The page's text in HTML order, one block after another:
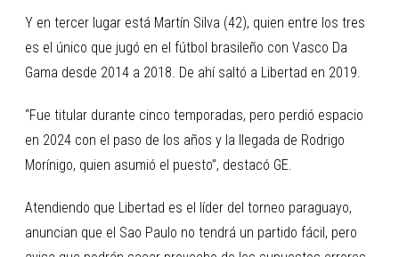
Y en tercer lugar está Martín Silva (42), quien entre los tres
es el único que jugó en el fútbol brasileño con Vasco Da
Gama desde 2014 a 2018. De ahí saltó a Libertad en 2019.
“Fue titular durante cinco temporadas, pero perdió espacio
en 2024 con el paso de los años y la llegada de Rodrigo
Morínigo, quien asumió el puesto”, destacó GE.
Atendiendo que Libertad es el líder del torneo paraguayo,
anuncian que el Sao Paulo no tendrá un partido fácil, pero